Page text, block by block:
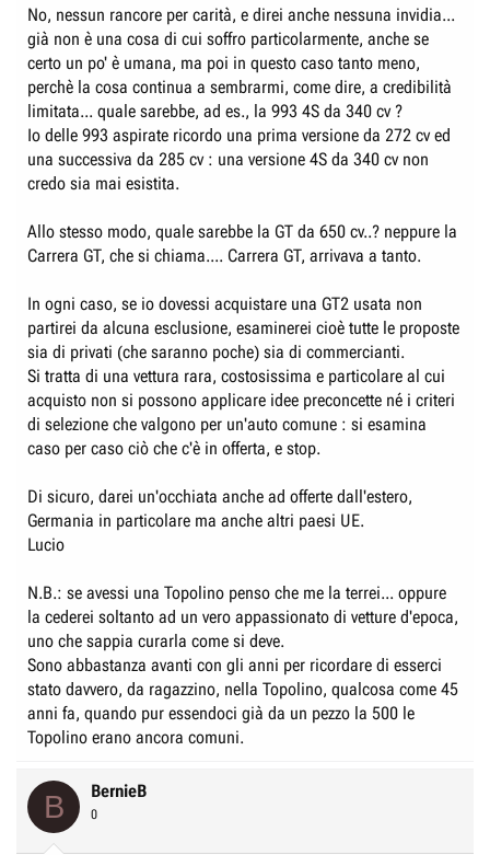
ciao senza rancore.
No, nessun rancore per carità, e direi anche nessuna invidia...
già non è una cosa di cui soffro particolarmente, anche se
certo un po' è umana, ma poi in questo caso tanto meno,
perchè la cosa continua a sembrarmi, come dire, a credibilità
limitata... quale sarebbe, ad es., la 993 4S da 340 cv ?
Io delle 993 aspirate ricordo una prima versione da 272 cv ed
una successiva da 285 cv : una versione 4S da 340 cv non
credo sia mai esistita.
Allo stesso modo, quale sarebbe la GT da 650 cv..? neppure la
Carrera GT, che si chiama.... Carrera GT, arrivava a tanto.
In ogni caso, se io dovessi acquistare una GT2 usata non
partirei da alcuna esclusione, esaminerei cioè tutte le proposte
sia di privati (che saranno poche) sia di commercianti.
Si tratta di una vettura rara, costosissima e particolare al cui
acquisto non si possono applicare idee preconcette né i criteri
di selezione che valgono per un'auto comune : si esamina
caso per caso ciò che c'è in offerta, e stop.
Di sicuro, darei un'occhiata anche ad offerte dall'estero,
Germania in particolare ma anche altri paesi UE.
Lucio
N.B.: se avessi una Topolino penso che me la terrei... oppure
la cederei soltanto ad un vero appassionato di vetture d'epoca,
uno che sappia curarla come si deve.
Sono abbastanza avanti con gli anni per ricordare di esserci
stato davvero, da ragazzino, nella Topolino, qualcosa come 45
anni fa, quando pur essendoci già da un pezzo la 500 le
Topolino erano ancora comuni.
B BernieB
0